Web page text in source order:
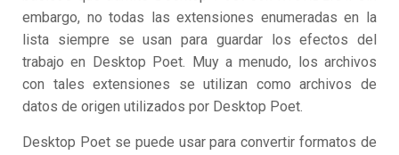
embargo, no todas las extensiones enumeradas en la
lista siempre se usan para guardar los efectos del
trabajo en Desktop Poet. Muy a menudo, los archivos
con tales extensiones se utilizan como archivos de
datos de origen utilizados por Desktop Poet.
Desktop Poet se puede usar para convertir formatos de